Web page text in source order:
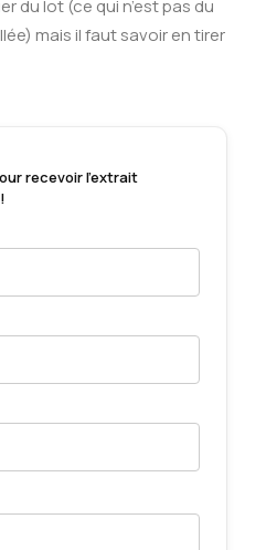
du lot (ce qui n’est pas du
mais il faut savoir en tirer
recevoir l'extrait